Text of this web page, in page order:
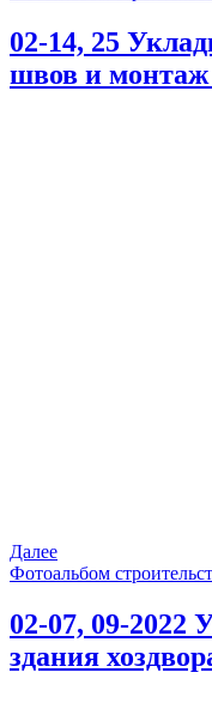
02-14, 25
швов и монтаж
Далее
Фотоальбом
02-07, 09-2022
здания